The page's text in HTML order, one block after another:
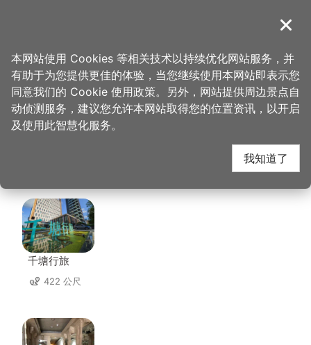
導覽
首页 > 想去的地方 > 美食、购物 > 八德市场-鸡世家
八德市场-鸡世家 周边
住宿
千塘行旅
422 公尺
关闭
本网站使用 Cookies 等相关技术以持续优化网站服务，并
有助于为您提供更佳的体验，当您继续使用本网站即表示您
同意我们的 Cookie 使用政策。另外，网站提供周边景点自
动侦测服务，建议您允许本网站取得您的位置资讯，以开启
及使用此智慧化服务。
我知道了